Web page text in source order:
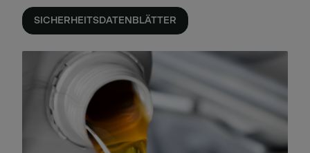
SICHERHEITSDATENBLÄTTER